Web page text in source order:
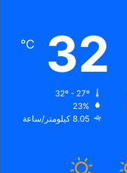
32
℃
23%
8.05 كيلومتر/ساعة